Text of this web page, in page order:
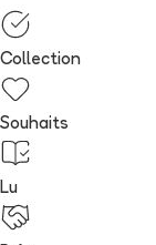
Collection
Souhaits
Lu